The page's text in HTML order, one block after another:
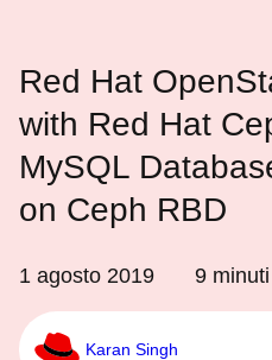
Red Hat
with Red Hat
MySQL
on Ceph RBD
1 agosto 2019 9
Karan Singh